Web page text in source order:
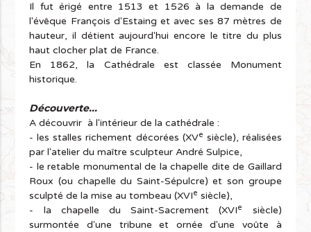
Il fut érigé entre 1513 et 1526 à la demande de
l'évêque François d'Estaing et avec ses 87 mètres de
hauteur, il détient aujourd'hui encore le titre du plus
haut clocher plat de France.
En 1862, la Cathédrale est classée Monument
historique.
Découverte...
A découvrir à l'intérieur de la cathédrale :
- les stalles richement décorées (XVe siècle), réalisées
par l'atelier du maître sculpteur André Sulpice,
- le retable monumental de la chapelle dite de Gaillard
Roux (ou chapelle du Saint-Sépulcre) et son groupe
sculpté de la mise au tombeau (XVIe siècle),
- la chapelle du Saint-Sacrement (XVIe
siècle)
surmontée d'une tribune et ornée d'une voûte à